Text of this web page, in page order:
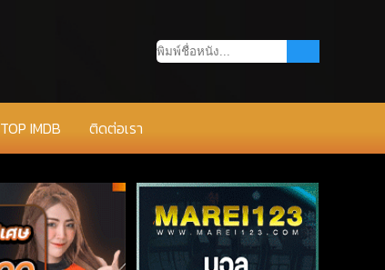
TOP IMDB ติดต่อเรา